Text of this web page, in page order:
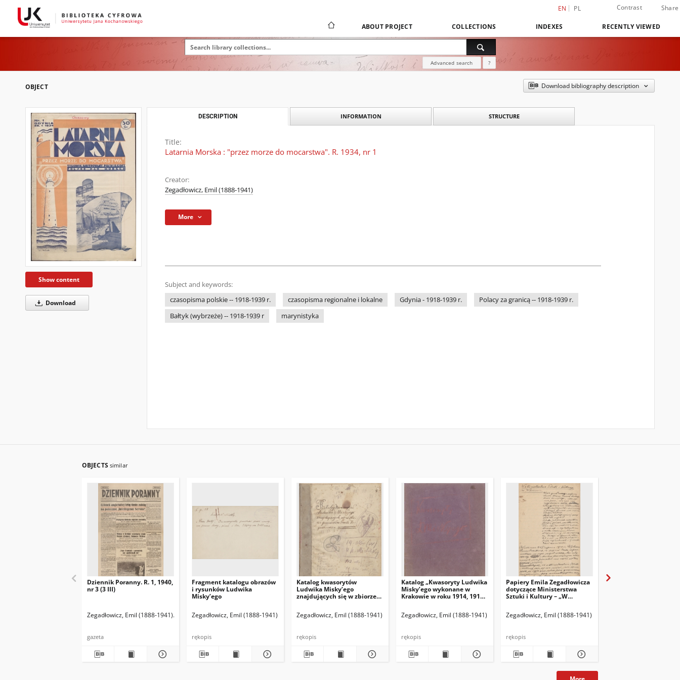
EN PL Contrast Share
ABOUT PROJECT COLLECTIONS INDEXES RECENTLY VIEWED
Advanced search ?
OBJECT Download bibliography description
Show content
Download
DESCRIPTION INFORMATION STRUCTURE
Title:
Latarnia Morska : "przez morze do mocarstwa". R. 1934, nr 1
Creator:
Zegadłowicz, Emil (1888-1941)
More
Subject and keywords:
czasopisma polskie -- 1918-1939 r.
czasopisma regionalne i lokalne Gdynia - 1918-1939 r.
Polacy za granicą -- 1918-1939 r.
Bałtyk (wybrzeże) -- 1918-1939 r
marynistyka
OBJECTS similar
Dziennik Poranny. R. 1, 1940,
nr 3 (3 III)
Zegadłowicz, Emil (1888-1941) Reischer Leopold (red. naczelny) Hamann Bruno. Red. odpowiedzialny
gazeta
Fragment katalogu obrazów
i rysunków Ludwika
Misky’ego
Zegadłowicz, Emil (1888-1941)
rękopis
Katalog kwasorytów
Ludwika Misky’ego
znajdujących się w zbiorze
Zegadłowicz, Emil (1888-1941)
rękopis
Katalog „Kwasoryty Ludwika
Misky’ego wykonane w
Krakowie w roku 1914, 1915,
Zegadłowicz, Emil (1888-1941)
rękopis
Papiery Emila Zegadłowicza
dotyczące Ministerstwa
Sztuki i Kultury – „W
Zegadłowicz, Emil (1888-1941)
rękopis